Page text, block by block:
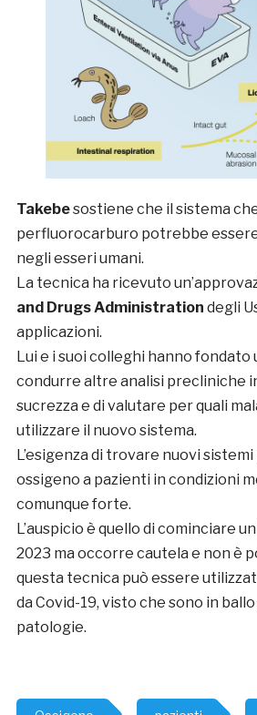
Takebesostiene che il sistema
perfluorocarburo potrebbe
negli esseri umani.
La tecnica ha ricevuto
and Drugs Administration degli
applicazioni.
Lui e i suoi colleghi hanno
condurre altre analisi precliniche
sucrezza e di valutare per quali
utilizzare il nuovo sistema.
L’esigenza di trovare nuovi
ossigeno a pazienti in condizioni
comunque forte.
L’auspicio è quello di cominciare
2023 ma occorre cautela e non è
questa tecnica può essere
da Covid-19, visto che sono in
patologie.